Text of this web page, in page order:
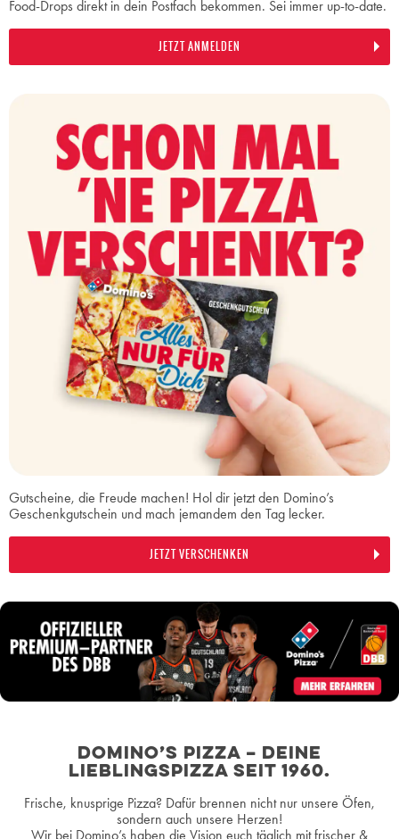
Food-Drops direkt in dein Postfach bekommen. Sei immer up-to-date.
JETZT ANMELDEN
Gutscheine, die Freude machen! Hol dir jetzt den Domino’s
Geschenkgutschein und mach jemandem den Tag lecker.
JETZT VERSCHENKEN
Domino’s Pizza – deine
Lieblingspizza seit 1960.
Frische, knusprige Pizza? Dafür brennen nicht nur unsere Öfen,
sondern auch unsere Herzen!
Wir bei Domino’s haben die Vision euch täglich mit frischer &